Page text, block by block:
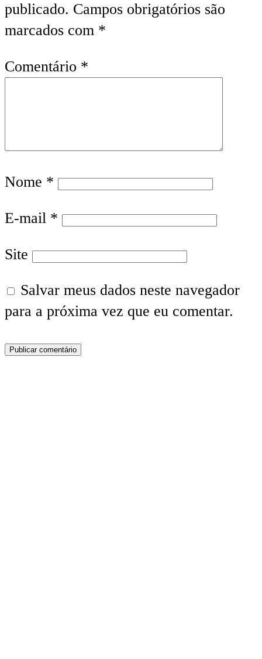
publicado. Campos obrigatórios são
marcados com *
Comentário *
Nome *
E-mail *
Site
Salvar meus dados neste navegador
para a próxima vez que eu comentar.